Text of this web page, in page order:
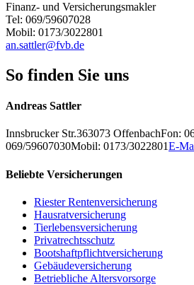
Finanz- und Versicherungsmakler
Tel: 069/59607028
Mobil: 0173/3022801
an.sattler@fvb.de
So finden Sie uns
Andreas Sattler
Innsbrucker Str.363073 OffenbachFon:
069/59607030Mobil: 0173/3022801E-
Beliebte Versicherungen
Riester Rentenversicherung
Hausratversicherung
Tierlebensversicherung
Privatrechtsschutz
Bootshaftpflichtversicherung
Gebäudeversicherung
Betriebliche Altersvorsorge